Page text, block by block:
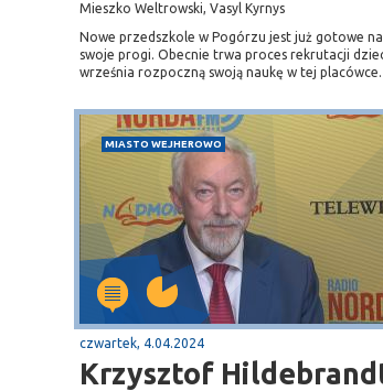
Mieszko Weltrowski, Vasyl Kyrnys
Nowe przedszkole w Pogórzu jest już gotowe
swoje progi. Obecnie trwa proces rekrutacji
września rozpoczną swoją naukę w tej placówce.
MIASTO WEJHEROWO
czwartek, 4.04.2024
Krzysztof